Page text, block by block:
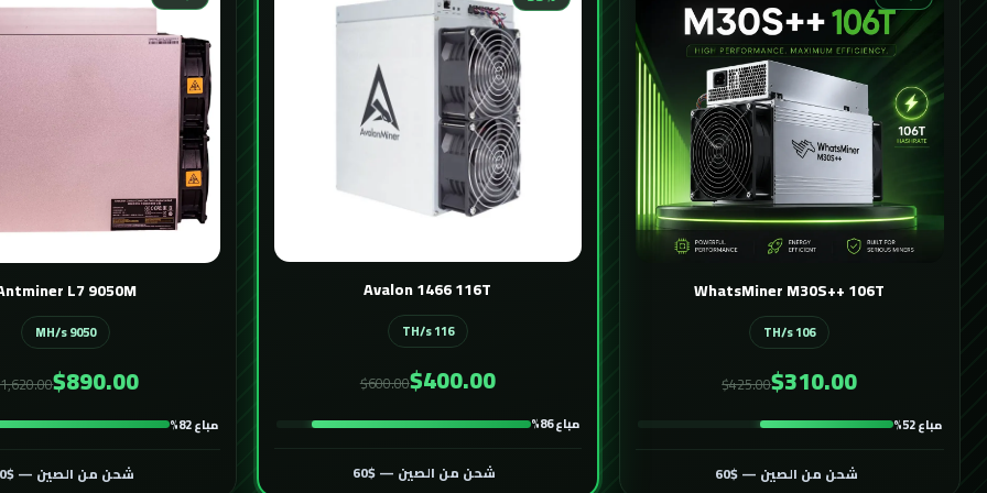
WhatsMiner M30S++ 106T
106 TH/s
$310.00
$425.00
مباع 52%
شحن من الصين — $60
Avalon 1466 116T
116 TH/s
$400.00
$600.00
مباع 86%
شحن من الصين — $60
L7 9050M
9050 MH/s
$890.00
مباع 82%
شحن من الصين — $60